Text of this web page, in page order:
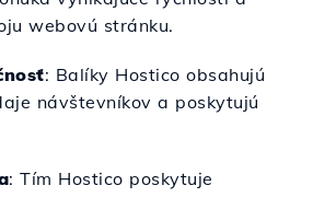
webovú stránku.
: Balíky Hostico obsahujú
návštevníkov a poskytujú
: Tím Hostico poskytuje